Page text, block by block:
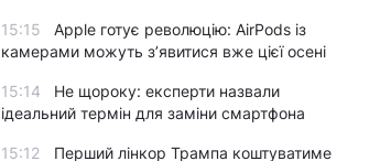
15:15
Apple готує революцію: AirPods із
камерами можуть з’явитися вже цієї осені
15:14
Не щороку: експерти назвали
ідеальний термін для заміни смартфона
15:12
Перший лінкор Трампа коштуватиме